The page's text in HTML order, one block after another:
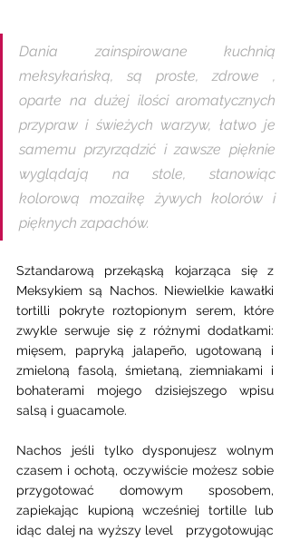
Dania zainspirowane kuchnią
meksykańską, są proste, zdrowe ,
oparte na dużej ilości aromatycznych
przypraw i świeżych warzyw, łatwo je
samemu przyrządzić i zawsze pięknie
wyglądają na stole, stanowiąc
kolorową mozaikę żywych kolorów i
pięknych zapachów.
Sztandarową przekąską kojarząca się z
Meksykiem są Nachos. Niewielkie kawałki
tortilli pokryte roztopionym serem, które
zwykle serwuje się z różnymi dodatkami:
mięsem, papryką jalapeño, ugotowaną i
zmieloną fasolą, śmietaną, ziemniakami i
bohaterami mojego dzisiejszego wpisu
salsą i guacamole.
Nachos jeśli tylko dysponujesz wolnym
czasem i ochotą, oczywiście możesz sobie
przygotować domowym sposobem,
zapiekając kupioną wcześniej tortille lub
idąc dalej na wyższy level   przygotowując